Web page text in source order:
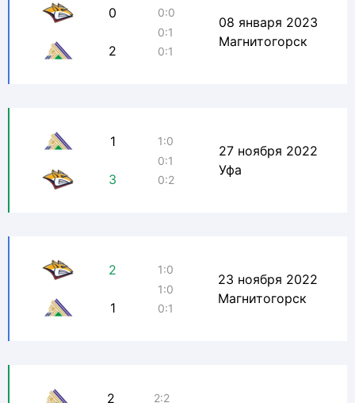
0
2
0:0
0:1
0:1
08 января 2023
Магнитогорск
1
3
1:0
0:1
0:2
27 ноября 2022
Уфа
2
1
1:0
1:0
0:1
23 ноября 2022
Магнитогорск
2 2:2